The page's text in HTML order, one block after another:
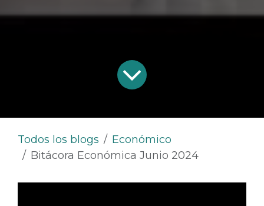
Todos los blogs
Económico
Bitácora Económica Junio 2024